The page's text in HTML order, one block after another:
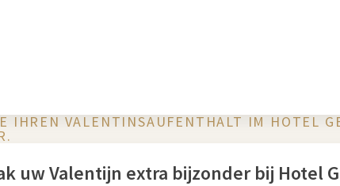
IHREN VALENTINSAUFENTHALT IM HOTEL
uw Valentijn extra bijzonder bij Hotel